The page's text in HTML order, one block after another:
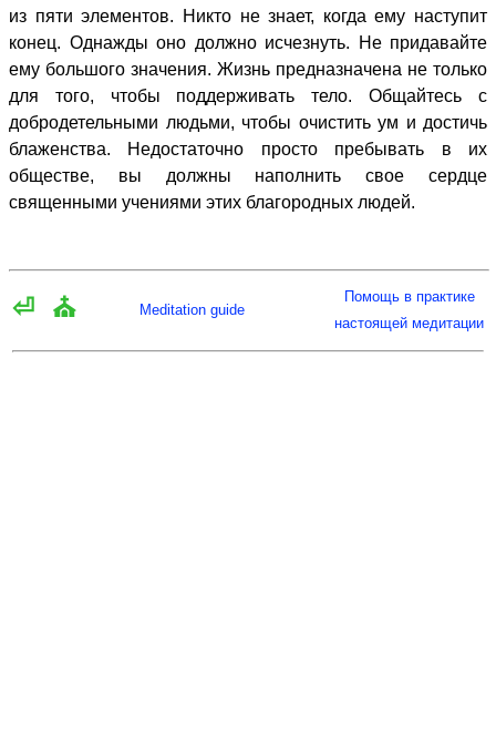
из пяти элементов. Никто не знает, когда ему наступит
конец. Однажды оно должно исчезнуть. Не придавайте
ему большого значения. Жизнь предназначена не только
для того, чтобы поддерживать тело. Общайтесь с
добродетельными людьми, чтобы очистить ум и достичь
блаженства. Недостаточно просто пребывать в их
обществе, вы должны наполнить свое сердце
священными учениями этих благородных людей.
⏎ ⛪ Meditation guide
Помощь в практике
настоящей медитации